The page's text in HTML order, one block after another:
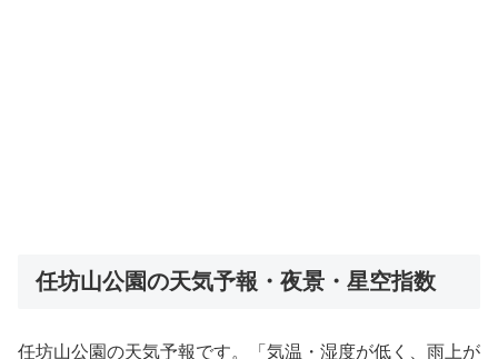
任坊山公園の天気予報・夜景・星空指数
任坊山公園の天気予報です。「気温・湿度が低く、雨上が